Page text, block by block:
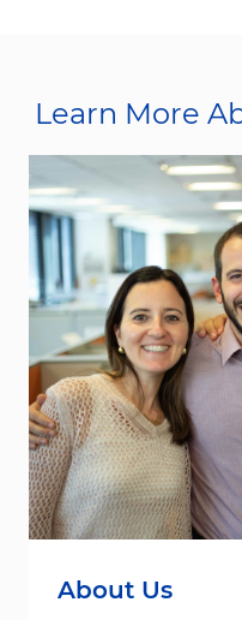
Learn More
About Us